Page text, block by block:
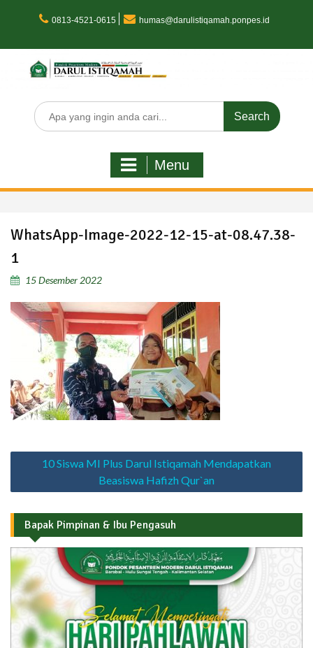
0813-4521-0615 humas@darulistiqamah.ponpes.id
Search
for:
Menu
WhatsApp-Image-2022-12-15-at-08.47.38-
1
15 Desember 2022
Navigasi
10 Siswa MI Plus Darul Istiqamah Mendapatkan
Beasiswa Hafizh Qur`an
Bapak Pimpinan & Ibu Pengasuh